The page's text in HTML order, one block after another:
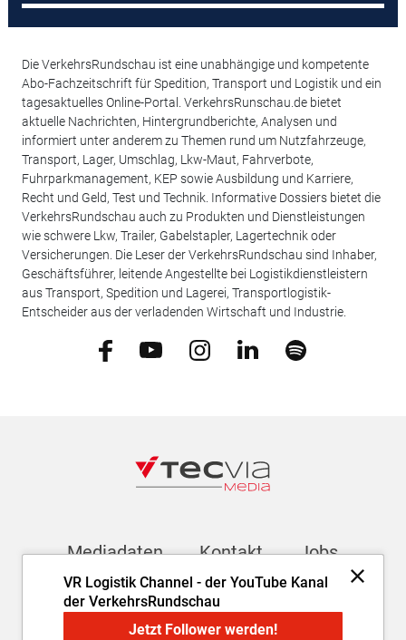
VR Logistik Channel - der YouTube Kanal
der VerkehrsRundschau
Jetzt Follower werden!
Die VerkehrsRundschau ist eine unabhängige und kompetente
Abo-Fachzeitschrift für Spedition, Transport und Logistik und ein
tagesaktuelles Online-Portal. VerkehrsRunschau.de bietet
aktuelle Nachrichten, Hintergrundberichte, Analysen und
informiert unter anderem zu Themen rund um Nutzfahrzeuge,
Transport, Lager, Umschlag, Lkw-Maut, Fahrverbote,
Fuhrparkmanagement, KEP sowie Ausbildung und Karriere,
Recht und Geld, Test und Technik. Informative Dossiers bietet die
VerkehrsRundschau auch zu Produkten und Dienstleistungen
wie schwere Lkw, Trailer, Gabelstapler, Lagertechnik oder
Versicherungen. Die Leser der VerkehrsRundschau sind Inhaber,
Geschäftsführer, leitende Angestellte bei Logistikdienstleistern
aus Transport, Spedition und Lagerei, Transportlogistik-
Entscheider aus der verladenden Wirtschaft und Industrie.
Mediadaten Kontakt Jobs
Newsletter